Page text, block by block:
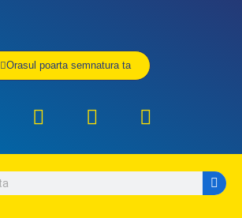
Orasul poarta semnatura ta